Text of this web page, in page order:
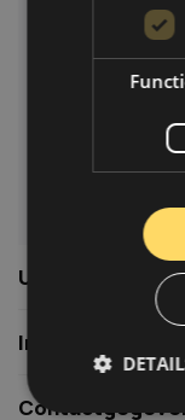
Klantenservice
Veelgestelde
06-39119169
Usefull links
Informatie